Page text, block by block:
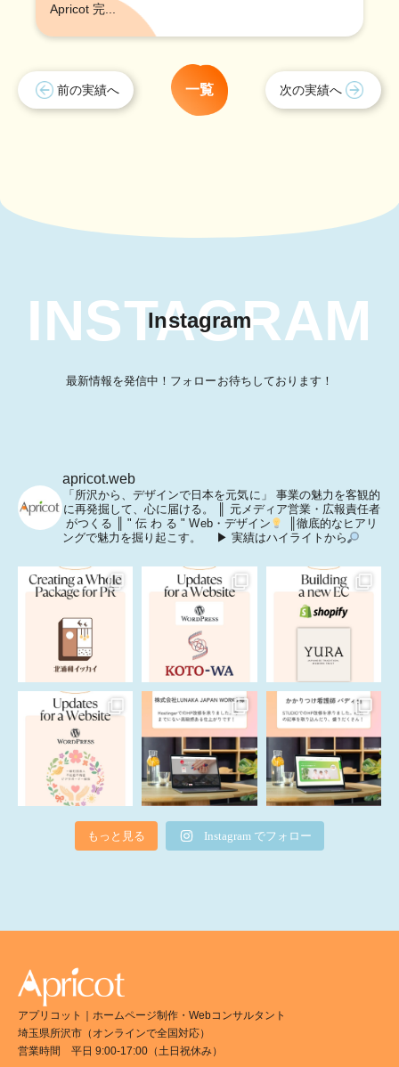
Apricot 完...
前の実績へ 一覧 次の実績へ
INSTAGRAM
Instagram
最新情報を発信中！フォローお待ちしております！
apricot.web
「所沢から、デザインで日本を元気に」
事業の魅力を客観的
に再発掘して、心に届ける。
║ 元メディア営業・広報責任者
がつくる ║ " 伝 わ る " Web・デザイン
║徹底的なヒアリ
ングで魅力を掘り起こす。
▶ 実績はハイライトから
もっと見る Instagram でフォロー
アプリコット｜ホームページ制作・Webコンサルタント
埼玉県所沢市（オンラインで全国対応）
営業時間 平日 9:00-17:00（土日祝休み）